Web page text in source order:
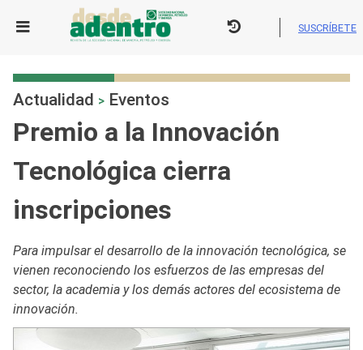
SUSCRÍBETE
Actualidad > Eventos
Premio a la Innovación
Tecnológica cierra
inscripciones
Para impulsar el desarrollo de la innovación tecnológica, se
vienen reconociendo los esfuerzos de las empresas del
sector, la academia y los demás actores del ecosistema de
innovación.